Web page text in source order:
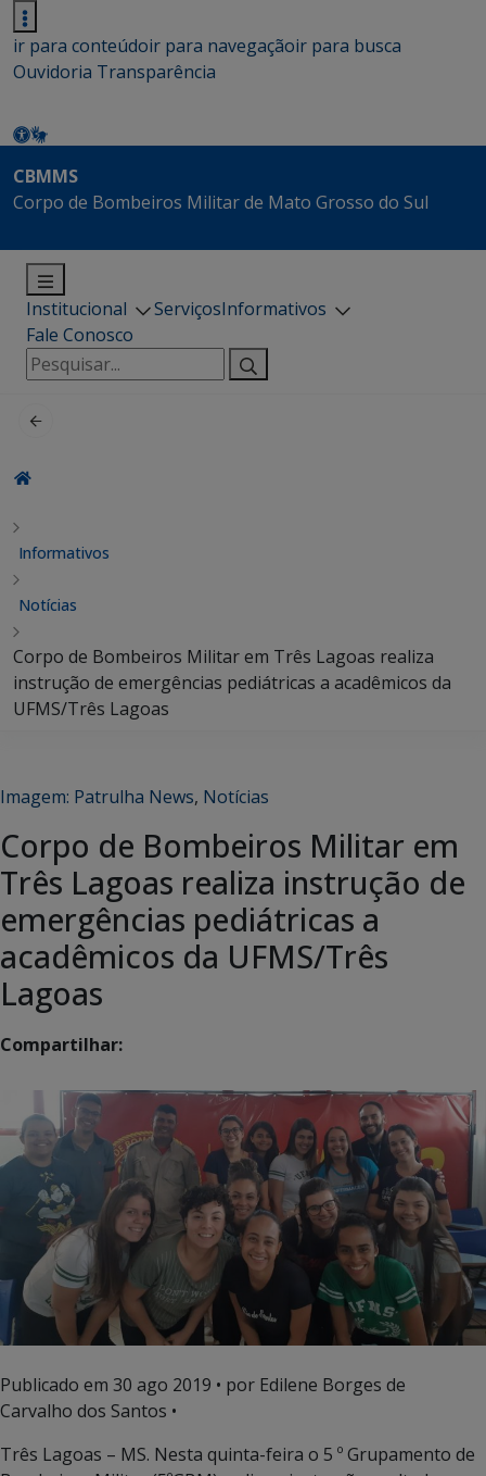
ir para conteúdoir para navegaçãoir para busca
Ouvidoria Transparência
CBMMS
Corpo de Bombeiros Militar de Mato Grosso do Sul
Institucional ServiçosInformativos
Fale Conosco
Pesquisar
por:
Informativos
Notícias
Corpo de Bombeiros Militar em Três Lagoas realiza
instrução de emergências pediátricas a acadêmicos da
UFMS/Três Lagoas
Imagem: Patrulha News, Notícias
Corpo de Bombeiros Militar em
Três Lagoas realiza instrução de
emergências pediátricas a
acadêmicos da UFMS/Três
Lagoas
Compartilhar:
Publicado em 30 ago 2019 • por Edilene Borges de
Carvalho dos Santos •
Três Lagoas – MS. Nesta quinta-feira o 5 º Grupamento de